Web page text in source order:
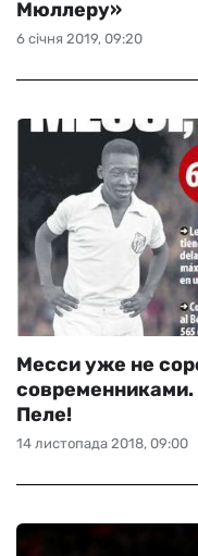
6 січня 2019, 09:20
Мюллеру»
14 листопада 2018, 09:00
Месси уже не
Пеле!